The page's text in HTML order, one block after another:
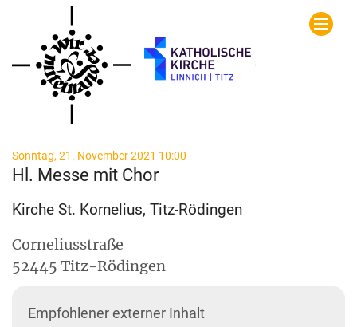
Zum Inhalt springen
Sonntag, 21. November 2021 10:00
Hl. Messe mit Chor
Kirche St. Kornelius, Titz-Rödingen
Corneliusstraße
52445 Titz-Rödingen
Empfohlener externer Inhalt